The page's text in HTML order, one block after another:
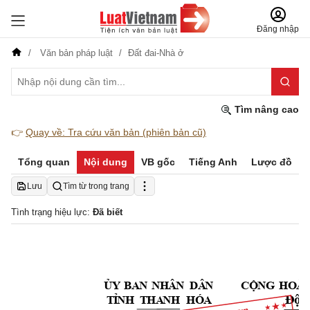
Đăng nhập
Văn bản pháp luật Đất đai-Nhà ở
Tìm nâng cao
👉 Quay về: Tra cứu văn bản (phiên bản cũ)
Tổng quan Nội dung VB gốc Tiếng Anh Lược đồ
Lưu Tìm từ trong trang
Tình trạng hiệu lực: Đã biết
ỦY BAN NHÂN DÂN
TỈNH THANH HÓA
CỘNG HOÀ
Độ